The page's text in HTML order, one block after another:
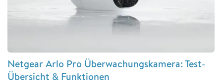
Netgear Arlo Pro Überwachungskamera: Test-
Übersicht & Funktionen